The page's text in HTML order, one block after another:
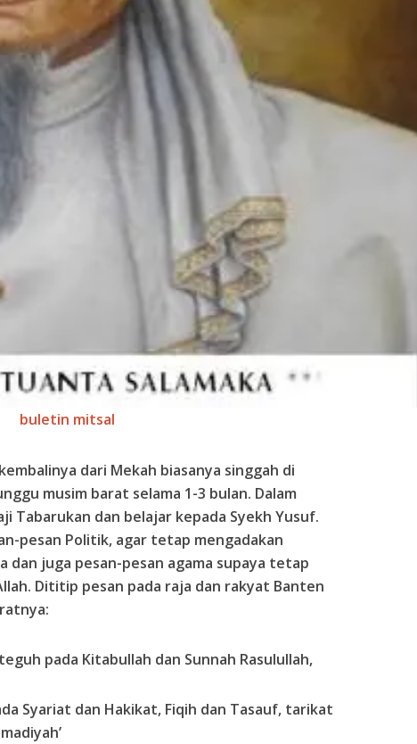
buletin mitsal
dari Mekah biasanya singgah di
musim barat selama 1-3 bulan. Dalam
Tabarukan dan belajar kepada Syekh Yusuf.
pesan Politik, agar tetap mengadakan
dan juga pesan-pesan agama supaya tetap
Dititip pesan pada raja dan rakyat Banten
pada Kitabullah dan Sunnah Rasulullah,
Syariat dan Hakikat, Fiqih dan Tasauf, tarikat